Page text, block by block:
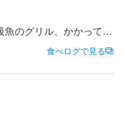
のグリル、かかってる
達含めて凄く感じがい
食べログで見る
は優遇